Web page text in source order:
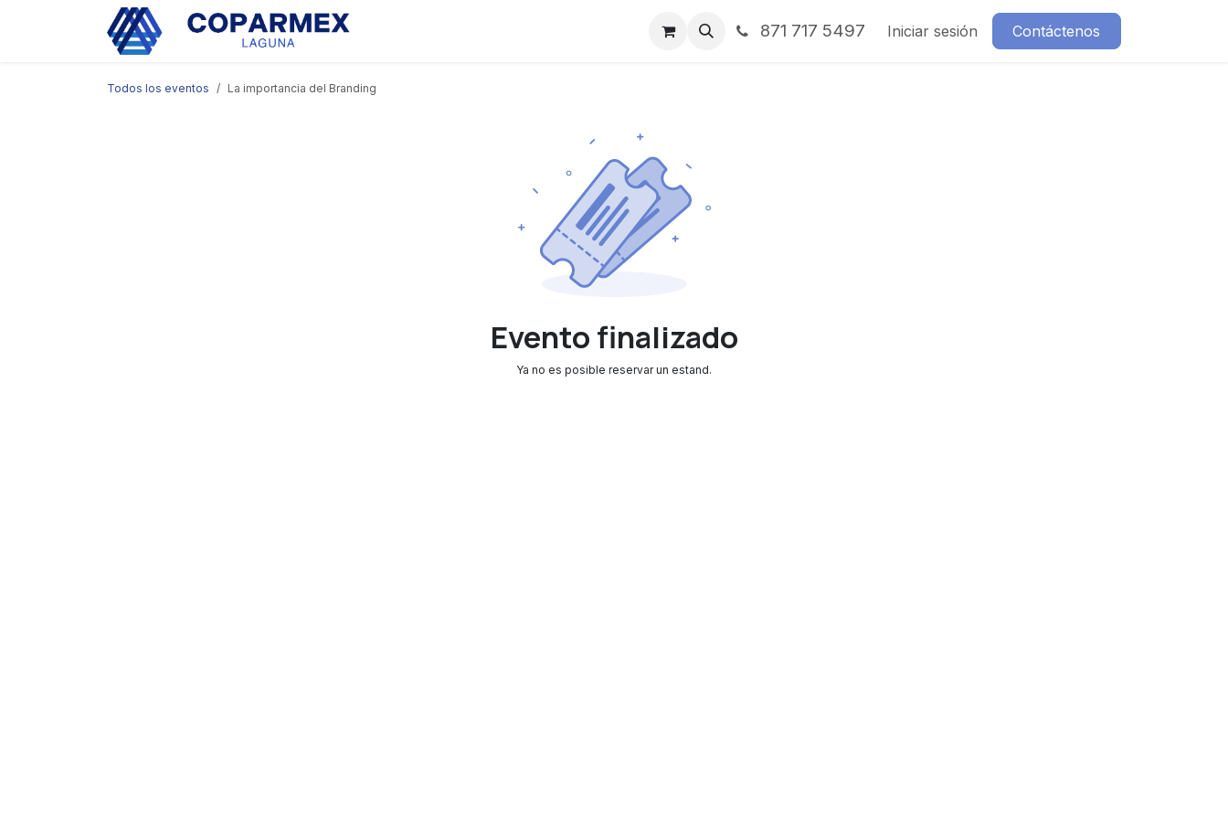
Noticias Contáctenos871 717 5497 Iniciar sesión Contáctenos
Todos los eventos La importancia del Branding
Evento finalizado
Ya no es posible reservar un estand.